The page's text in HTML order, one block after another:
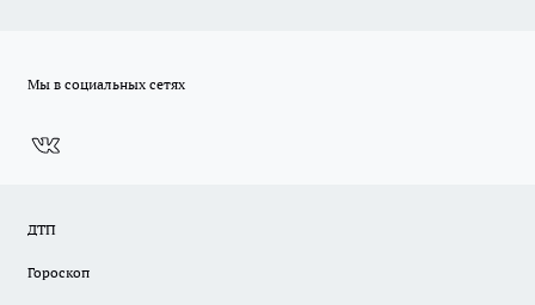
Мы в социальных сетях
ДТП
Гороскоп